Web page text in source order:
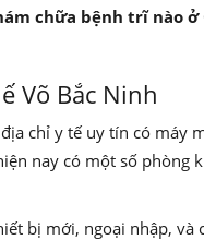
chữa bệnh trĩ nào ở
Võ Bắc Ninh
chỉ y tế uy tín có máy
nay có một số
bị mới, ngoại nhập,